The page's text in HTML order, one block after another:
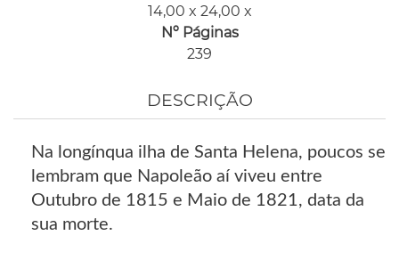
14,00 x 24,00 x
Nº Páginas
239
DESCRIÇÃO
Na longínqua ilha de Santa Helena, poucos se
lembram que Napoleão aí viveu entre
Outubro de 1815 e Maio de 1821, data da
sua morte.